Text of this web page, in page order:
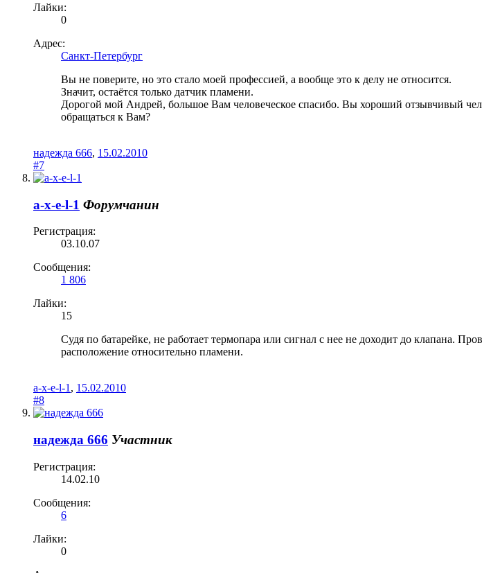
Лайки:
0
Адрес:
Санкт-Петербург
Вы не поверите, но это стало моей профессией, а вообще это к делу не относится.
Значит, остаётся только датчик пламени.
Дорогой мой Андрей, большое Вам человеческое спасибо. Вы хороший отзывчивый
обращаться к Вам?
надежда 666, 15.02.2010
#7
a-x-e-l-1 Форумчанин
Регистрация:
03.10.07
Сообщения:
1 806
Лайки:
15
Судя по батарейке, не работает термопара или сигнал с нее не доходит до клапана.
расположение относительно пламени.
a-x-e-l-1, 15.02.2010
#8
надежда 666 Участник
Регистрация:
14.02.10
Сообщения:
6
Лайки:
0